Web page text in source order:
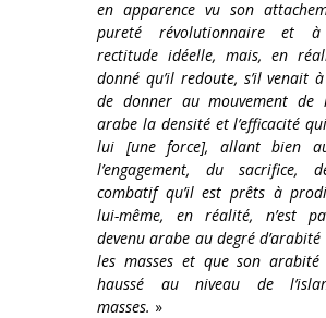
en apparence vu son
pureté révolutionnaire et à
rectitude idéelle, mais, en
donné qu’il redoute, s’il venait
de donner au mouvement de
arabe la densité et l’efficacité
lui [une force], allant bien
l’engagement, du sacrifice,
combatif qu’il est prêts à
lui-même, en réalité, n’est
devenu arabe au degré d’arabité
les masses et que son arabité
haussé au niveau de
masses. »